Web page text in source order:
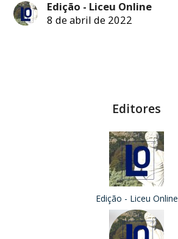
Edição - Liceu Online
8 de abril de 2022
Editores
Edição - Liceu Online